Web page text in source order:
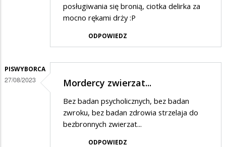
posługiwania się bronią, ciotka delirka za
mocno rękami drży :P
ODPOWIEDZ
PISWYBORCA
27/08/2023 Mordercy zwierzat...
Bez badan psycholicznych, bez badan
zwroku, bez badan zdrowia strzelaja do
bezbronnych zwierzat...
ODPOWIEDZ